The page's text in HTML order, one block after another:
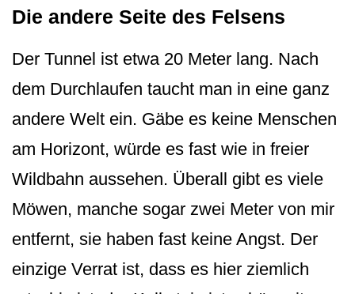
Die andere Seite des Felsens
Der Tunnel ist etwa 20 Meter lang. Nach
dem Durchlaufen taucht man in eine ganz
andere Welt ein. Gäbe es keine Menschen
am Horizont, würde es fast wie in freier
Wildbahn aussehen. Überall gibt es viele
Möwen, manche sogar zwei Meter von mir
entfernt, sie haben fast keine Angst. Der
einzige Verrat ist, dass es hier ziemlich